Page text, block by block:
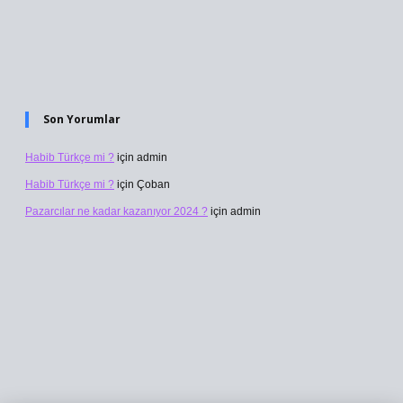
Son Yorumlar
Habib Türkçe mi ? için admin
Habib Türkçe mi ? için Çoban
Pazarcılar ne kadar kazanıyor 2024 ? için admin